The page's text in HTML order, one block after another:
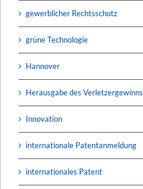
gewerblicher Rechtsschutz
grüne Technologie
Hannover
Herausgabe des Verletzergewinns
Innovation
internationale Patentanmeldung
internationales Patent